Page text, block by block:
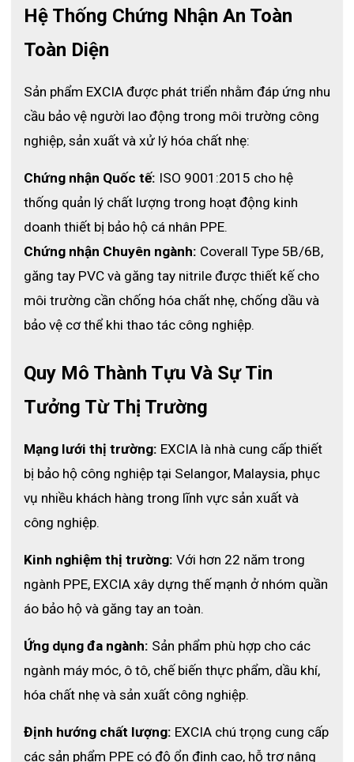
🔹 Đặc trưng nổi bật
- Chất liệu: Nitrile cao cấp – chống hóa chất, dầu và dung môi
độc hại.
chính xác.
- Không chứa bột & silicon:
Giảm nguy cơ nhiễm bẩn và dị ứng.
- Quy trình khử trùng bằng clo: Giúp găng mềm, dễ mang, giảm
dính.
gian dài.
- AQL 1.5: Đảm bảo độ an toàn và chất lượng theo tiêu chuẩn
quốc tế.
- Chiều dài vòng bít:
9.5 inch – bảo vệ cổ tay toàn diện.
- Loại III: Đạt chứng nhận an toàn khi tiếp xúc trực tiếp với thực
phẩm.
Những đặc tính này giúp găng tay nitrile 9300 trở thành dòng
găng tay dùng một lần đáng tin cậy cho mọi lĩnh vực cần bảo hộ
sạch và chính xác cao.
Găng tay chống hóa chất 9300
- Khả năng kháng hóa chất vượt trội: Chống lại các dung môi,
Hệ Thống Chứng Nhận An Toàn
Toàn Diện
Sản phẩm EXCIA được phát triển nhằm đáp ứng nhu
cầu bảo vệ người lao động trong môi trường công
nghiệp, sản xuất và xử lý hóa chất nhẹ:
Chứng nhận Quốc tế: ISO 9001:2015 cho hệ
thống quản lý chất lượng trong hoạt động kinh
doanh thiết bị bảo hộ cá nhân PPE.
Chứng nhận Chuyên ngành: Coverall Type 5B/6B,
găng tay PVC và găng tay nitrile được thiết kế cho
môi trường cần chống hóa chất nhẹ, chống dầu và
bảo vệ cơ thể khi thao tác công nghiệp.
Quy Mô Thành Tựu Và Sự Tin
Tưởng Từ Thị Trường
Mạng lưới thị trường: EXCIA là nhà cung cấp thiết
bị bảo hộ công nghiệp tại Selangor, Malaysia, phục
vụ nhiều khách hàng trong lĩnh vực sản xuất và
công nghiệp.
Kinh nghiệm thị trường: Với hơn 22 năm trong
ngành PPE, EXCIA xây dựng thế mạnh ở nhóm quần
áo bảo hộ và găng tay an toàn.
Ứng dụng đa ngành: Sản phẩm phù hợp cho các
ngành máy móc, ô tô, chế biến thực phẩm, dầu khí,
hóa chất nhẹ và sản xuất công nghiệp.
Định hướng chất lượng: EXCIA chú trọng cung cấp
các sản phẩm PPE có độ ổn định cao, hỗ trợ nâng